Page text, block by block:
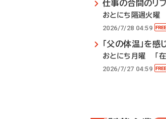
仕事の合間のリ
おとにち隔週火曜
2026/7/28 04:59
「父の体温」を
おとにち月曜 「在
2026/7/27 04:59